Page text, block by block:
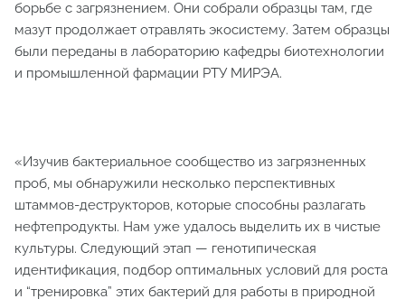
борьбе с загрязнением. Они собрали образцы там, где
мазут продолжает отравлять экосистему. Затем образцы
были переданы в лабораторию кафедры биотехнологии
и промышленной фармации РТУ МИРЭА.
«Изучив бактериальное сообщество из загрязненных
проб, мы обнаружили несколько перспективных
штаммов-деструкторов, которые способны разлагать
нефтепродукты. Нам уже удалось выделить их в чистые
культуры. Следующий этап — генотипическая
идентификация, подбор оптимальных условий для роста
и “тренировка” этих бактерий для работы в природной